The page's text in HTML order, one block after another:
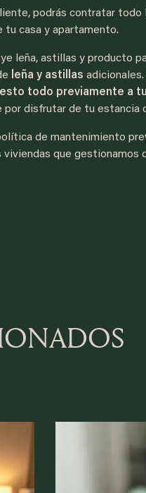
podrás contratar todo
tu casa y apartamento.
leña, astillas y producto
leña y astillas
todo previamente a
disfrutar de tu estancia
de mantenimiento
que gestionamos